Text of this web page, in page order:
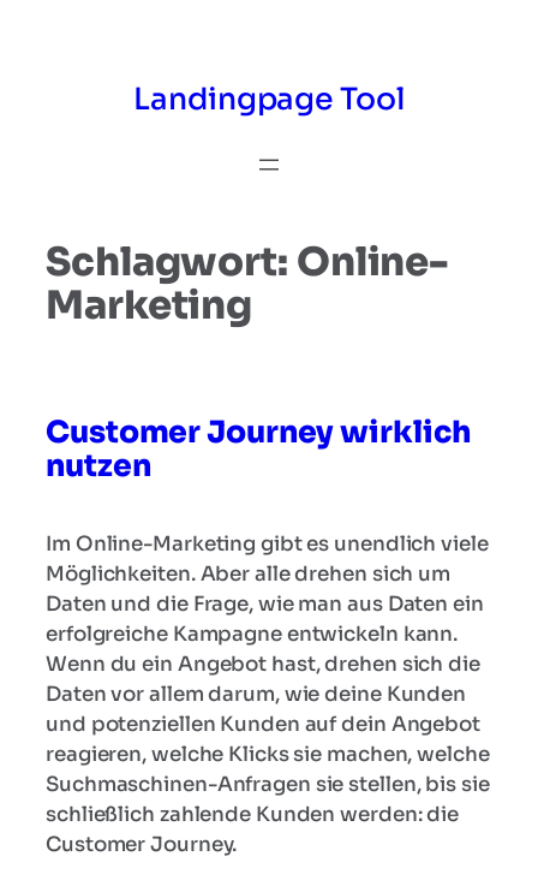
Landingpage Tool
Schlagwort: Online-
Marketing
Customer Journey wirklich
nutzen
Im Online-Marketing gibt es unendlich viele
Möglichkeiten. Aber alle drehen sich um
Daten und die Frage, wie man aus Daten ein
erfolgreiche Kampagne entwickeln kann.
Wenn du ein Angebot hast, drehen sich die
Daten vor allem darum, wie deine Kunden
und potenziellen Kunden auf dein Angebot
reagieren, welche Klicks sie machen, welche
Suchmaschinen-Anfragen sie stellen, bis sie
schließlich zahlende Kunden werden: die
Customer Journey.